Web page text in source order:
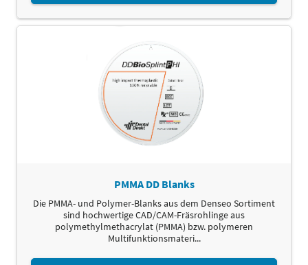
PMMA DD Blanks
Die PMMA- und Polymer-Blanks aus dem Denseo Sortiment
sind hochwertige CAD/CAM-Fräsrohlinge aus
polymethylmethacrylat (PMMA) bzw. polymeren
Multifunktionsmateri...